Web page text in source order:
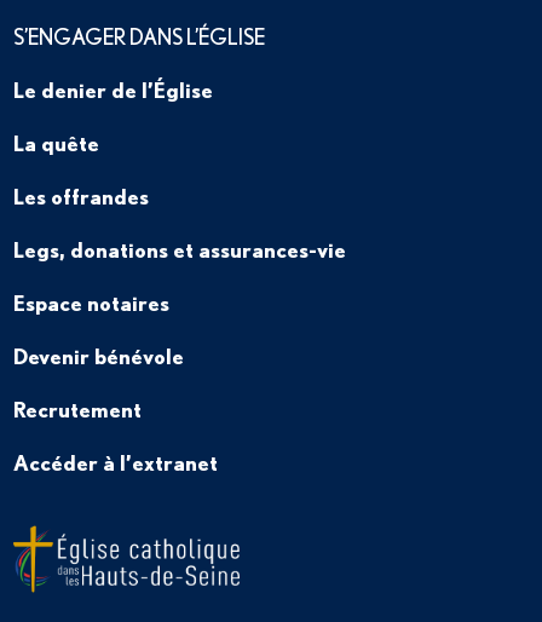
S’ENGAGER DANS L’ÉGLISE
Le denier de l’Église
La quête
Les offrandes
Legs, donations et assurances-vie
Espace notaires
Devenir bénévole
Recrutement
Accéder à l’extranet